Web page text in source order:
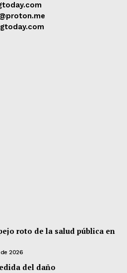
roto de la salud pública en
2026
del daño